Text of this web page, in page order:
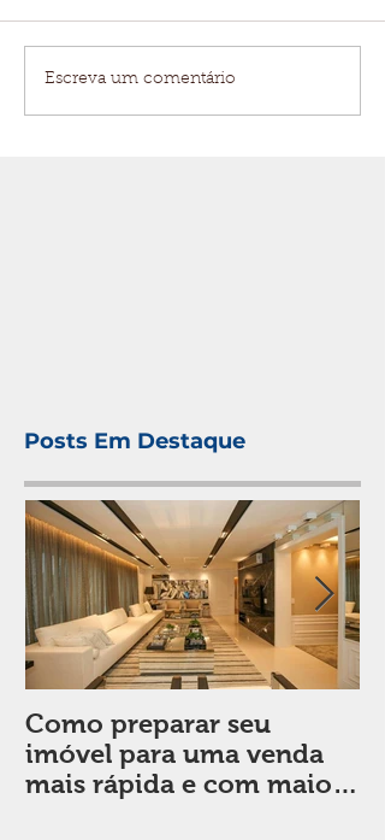
Escreva um comentário
Posts Em Destaque
Como preparar seu
imóvel para uma venda
mais rápida e com maior